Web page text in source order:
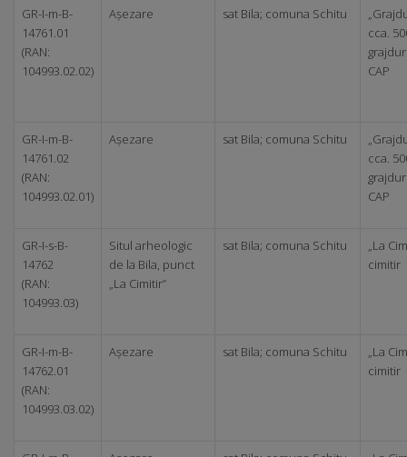
GR-I-m-B-
14761.01
(RAN:
104993.02.02)
Așezare sat Bila; comuna Schitu
cca.
CAP
GR-I-m-B-
14761.02
(RAN:
104993.02.01)
Așezare sat Bila; comuna Schitu
cca.
CAP
GR-I-s-B-
14762
(RAN:
104993.03)
Situl arheologic
de la Bila, punct
„La Cimitir”
sat Bila; comuna Schitu
„La
cimitir
GR-I-m-B-
14762.01
(RAN:
104993.03.02)
Așezare sat Bila; comuna Schitu
„La
cimitir